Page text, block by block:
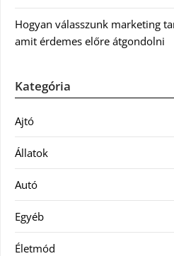
Hogyan válasszunk marketing
amit érdemes előre átgondolni
Kategória
Ajtó
Állatok
Autó
Egyéb
Életmód